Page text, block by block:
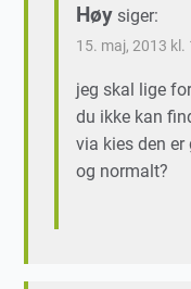
Høy siger:
15. maj, 2013 kl.
jeg skal lige
du ikke kan
via kies den
og normalt?